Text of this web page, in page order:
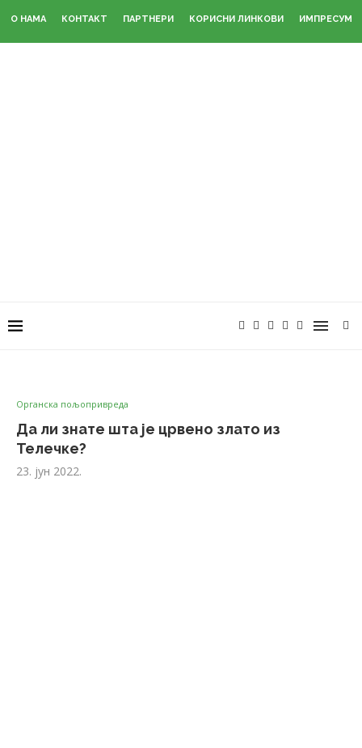
О НАМА КОНТАКТ ПАРТНЕРИ КОРИСНИ ЛИНКОВИ ИМПРЕСУМ
Органска пољопривреда
Да ли знате шта је црвено злато из
Телечке?
23. јун 2022.